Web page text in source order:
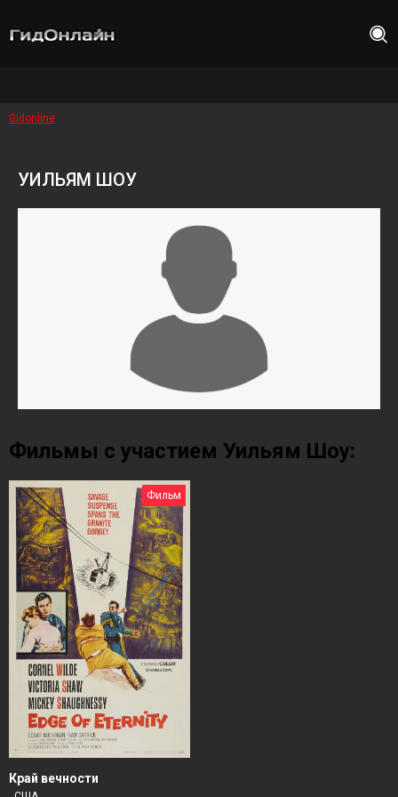
Gidonline
УИЛЬЯМ ШОУ
Фильмы с участием Уильям Шоу:
Фильм
Край вечности